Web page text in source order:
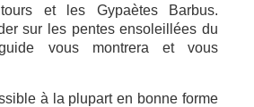
et les Gypaètes Barbus.
sur les pentes ensoleillées du
vous montrera et vous
à la plupart en bonne forme